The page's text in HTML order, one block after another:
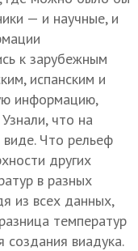
— и научные, и
к зарубежным
испанским и
информацию,
что на
Что рельеф
других
в разных
из всех данных,
температур
виадука.